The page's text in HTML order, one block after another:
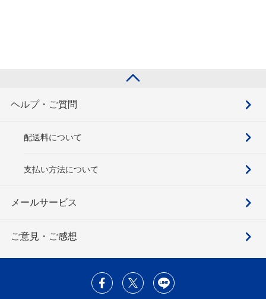
ヘルプ・ご質問
配送料について
支払い方法について
メールサービス
ご意見・ご感想